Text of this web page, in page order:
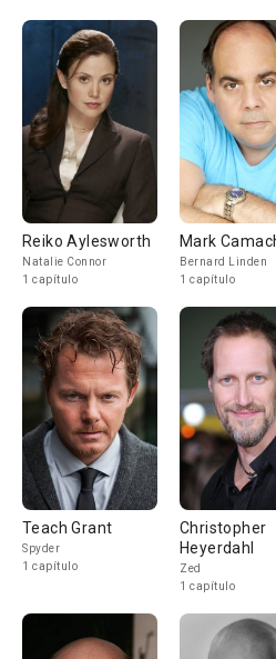
Reiko Aylesworth
Natalie Connor
1 capítulo
Mark
Bernard Linden
1 capítulo
Teach Grant
Spyder
1 capítulo
Christopher
Heyerdahl
Zed
1 capítulo